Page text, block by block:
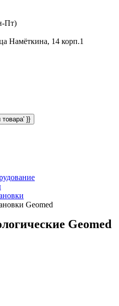
Пт)
Намёткина, 14 корп.1
товара' }}
Geomed
Geomed